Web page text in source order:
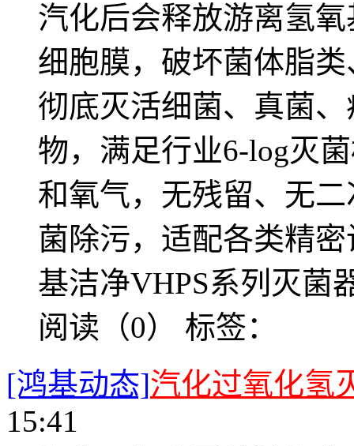
汽化后会释放游离氢
细胞膜，破坏菌体脂
彻底灭活细菌、真菌
物，满足行业6-log灭
和氧气，无残留、无
菌除污，适配各类精
基洁净VHPS系列灭菌
阅读（0） 标签：
[鸿基动态]汽化过氧化氢
15:41